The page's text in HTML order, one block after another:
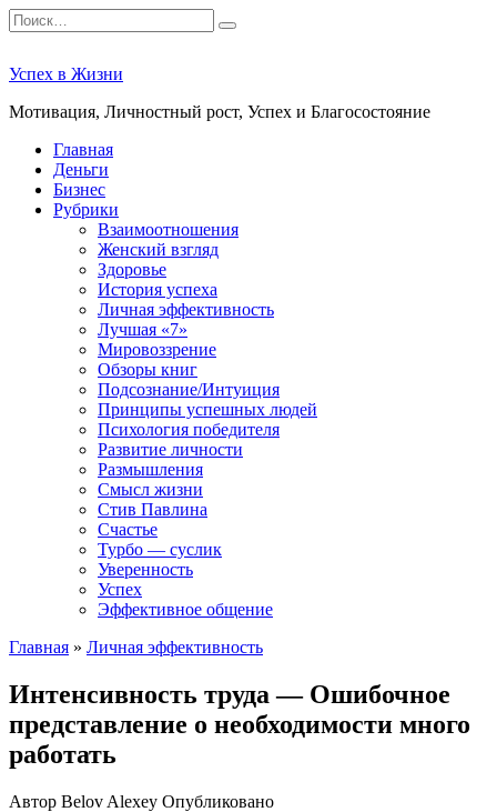
Перейти
к
Search
for:
Успех в Жизни
Мотивация, Личностный рост, Успех и Благосостояние
Главная
Деньги
Бизнес
Рубрики
Взаимоотношения
Женский взгляд
Здоровье
История успеха
Личная эффективность
Лучшая «7»
Мировоззрение
Обзоры книг
Подсознание/Интуиция
Принципы успешных людей
Психология победителя
Развитие личности
Размышления
Смысл жизни
Стив Павлина
Счастье
Турбо — суслик
Уверенность
Успех
Эффективное общение
Главная » Личная эффективность
Интенсивность труда — Ошибочное
представление о необходимости много
работать
Автор Belov Alexey Опубликовано